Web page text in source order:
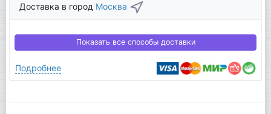
Доставка в город Москва
Показать все способы доставки
Подробнее